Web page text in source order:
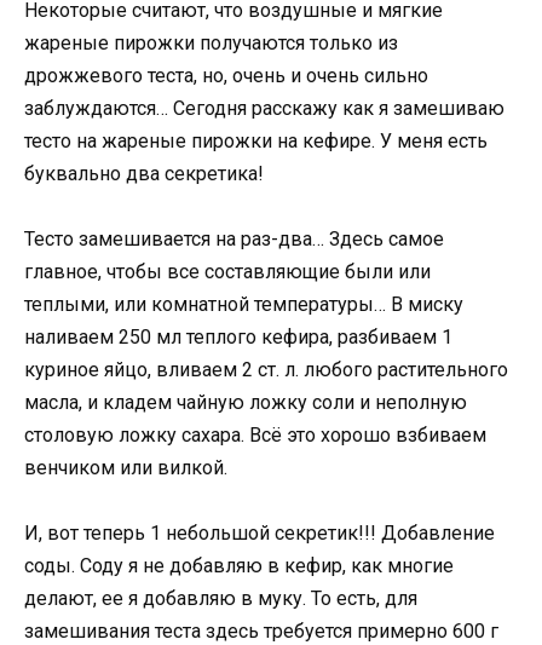
Некоторые считают, что воздушные и мягкие
жареные пирожки получаются только из
дрожжевого теста, но, очень и очень сильно
заблуждаются… Сегодня расскажу как я замешиваю
тесто на жареные пирожки на кефире. У меня есть
буквально два секретика!
Тесто замешивается на раз-два… Здесь самое
главное, чтобы все составляющие были или
теплыми, или комнатной температуры… В миску
наливаем 250 мл теплого кефира, разбиваем 1
куриное яйцо, вливаем 2 ст. л. любого растительного
масла, и кладем чайную ложку соли и неполную
столовую ложку сахара. Всё это хорошо взбиваем
венчиком или вилкой.
И, вот теперь 1 небольшой секретик!!! Добавление
соды. Соду я не добавляю в кефир, как многие
делают, ее я добавляю в муку. То есть, для
замешивания теста здесь требуется примерно 600 г